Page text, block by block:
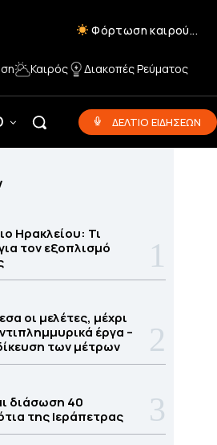
Φόρτωση καιρού...
Καιρός Διακοπές Ρεύματος
ΔΕΛΤΙΟ ΕΙΔΗΣΕΩΝ
Ηρακλείου: Τι
τον εξοπλισμό
οι μελέτες, μέχρι
έργα –
των μέτρων
διάσωση 40
της Ιεράπετρας